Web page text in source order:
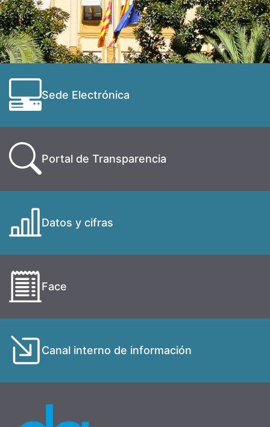
Sede Electrónica
Portal de Transparencia
Datos y cifras
Face
Canal interno de información